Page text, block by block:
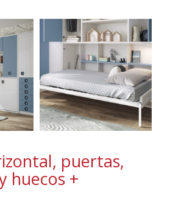
puertas,
huecos +